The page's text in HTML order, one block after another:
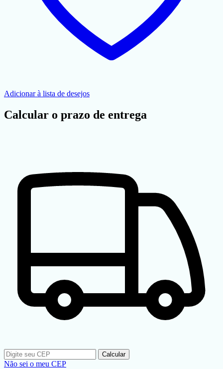
Adicionar à lista de desejos
Calcular o prazo de entrega
Calcular
Não sei o meu CEP